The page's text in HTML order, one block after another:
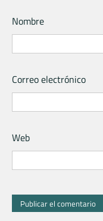
Nombre
Correo electrónico
Web